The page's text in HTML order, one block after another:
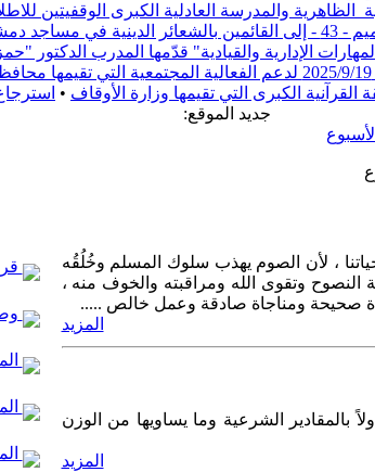
والمدرسة العادلية الكبرى الوقفيتين
بالشعائر الدينية في مساجد دمشق
الإدارية والقيادية" قدّمها المدرب
القرآنية الكبرى التي تقيمها وزارة الأوقاف •
:جديد الموقع
، لأن الصوم يهذب سلوك المسلم وخُلُقُه
وتقوى الله ومراقبته والخوف منه ،
صحيحة ومناجاة صادقة وعمل خالص .....
المزيد
بالمقادير الشرعية وما يساويها من الوزن
المزيد